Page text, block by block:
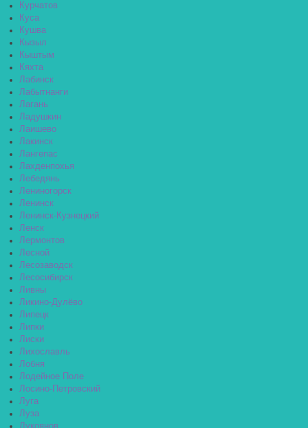
Курчатов
Куса
Кушва
Кызыл
Кыштым
Кяхта
Лабинск
Лабытнанги
Лагань
Ладушкин
Лаишево
Лакинск
Лангепас
Лахденпохья
Лебедянь
Лениногорск
Ленинск
Ленинск-Кузнецкий
Ленск
Лермонтов
Лесной
Лесозаводск
Лесосибирск
Ливны
Ликино-Дулёво
Липецк
Липки
Лиски
Лихославль
Лобня
Лодейное Поле
Лосино-Петровский
Луга
Луза
Лукоянов